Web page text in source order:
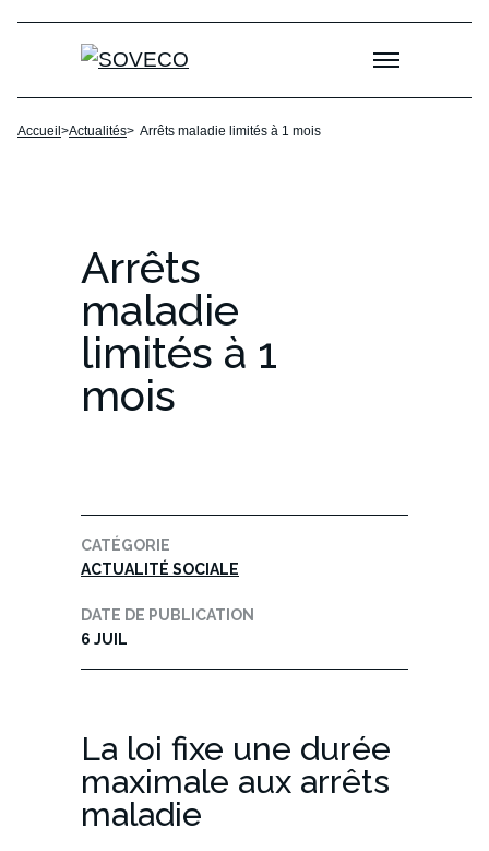
Accueil >Actualités> Arrêts maladie limités à 1 mois
Arrêts
maladie
limités à 1
mois
CATÉGORIE
ACTUALITÉ SOCIALE
DATE DE PUBLICATION
6 JUIL
La loi fixe une durée
maximale aux arrêts
maladie